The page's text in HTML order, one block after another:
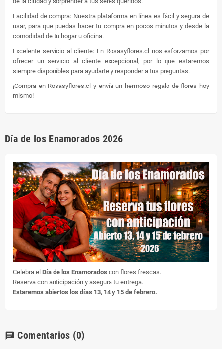
Facilidad de compra: Nuestra plataforma en línea es fácil y segura de
usar, para que puedas hacer tu compra en pocos minutos y desde la
comodidad de tu hogar u oficina.
Excelente servicio al cliente: En Rosasyflores.cl nos esforzamos por
ofrecer un servicio al cliente excepcional, por lo que estaremos
siempre disponibles para ayudarte y responder a tus preguntas.
¡Compra en Rosasyflores.cl y envía un hermoso regalo de flores hoy
mismo!
Día de los Enamorados 2026
Celebra el Día de los Enamorados con flores frescas.
Reserva con anticipación y asegura tu entrega.
Estaremos abiertos los días 13, 14 y 15 de febrero.
chat Comentarios (0)